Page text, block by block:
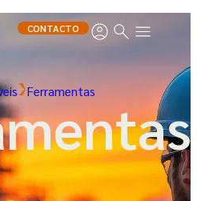
CONTACTO
Ferramentas